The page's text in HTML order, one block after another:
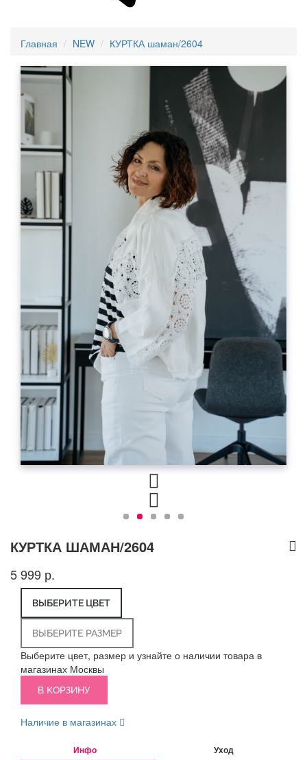
Главная NEW КУРТКА шаман/2604
КУРТКА ШАМАН/2604
5 999 р.
ВЫБЕРИТЕ ЦВЕТ
ВЫБЕРИТЕ РАЗМЕР
Выберите цвет, размер и узнайте о наличии товара в
магазинах Москвы
В КОРЗИНУ
Наличие в магазинах
Инфо Уход